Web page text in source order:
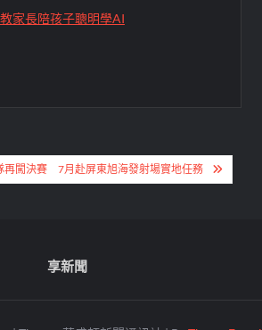
家長陪孩子聰明學AI
再闖決賽 7月赴屏東旭海發射場實地任務
享新聞